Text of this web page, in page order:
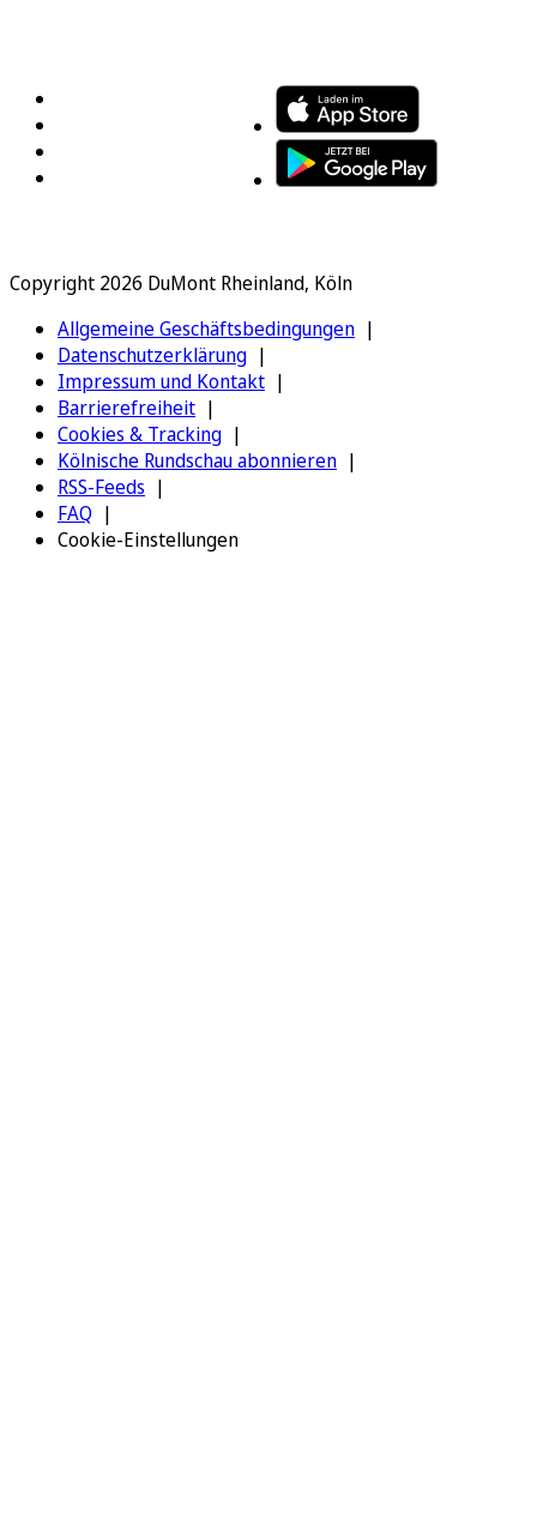
Copyright 2026 DuMont Rheinland, Köln
Allgemeine Geschäftsbedingungen
Datenschutzerklärung
Impressum und Kontakt
Barrierefreiheit
Cookies & Tracking
Kölnische Rundschau abonnieren
RSS-Feeds
FAQ
Cookie-Einstellungen